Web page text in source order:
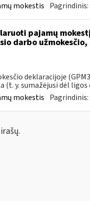
mokestis Pagrindinis:
pajamų
darbo
deklaracijoje
y. sumažėjusi dėl ligos
mokestis Pagrindinis: